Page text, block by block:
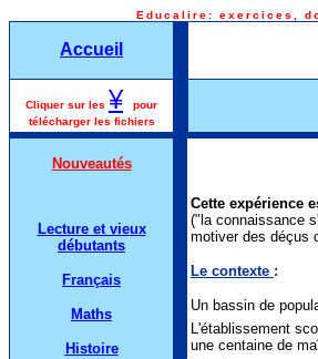
Educalire: exercices ,
Accueil
Cliquer sur les ¥ pour
télécharger les fichiers
Nouveautés
Lecture et vieux
débutants
Français
Maths
Histoire
Cette expérience
("la connaissance
motiver des déçus
Le contexte :
Un bassin de
L'établissement
une centaine de